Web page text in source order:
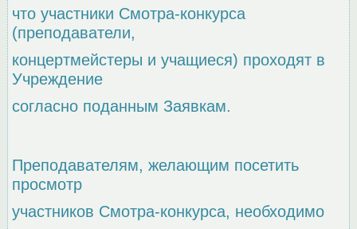
что участники Смотра-конкурса
(преподаватели,
концертмейстеры и учащиеся) проходят в
Учреждение
согласно поданным Заявкам.
Преподавателям, желающим посетить
просмотр
участников Смотра-конкурса, необходимо